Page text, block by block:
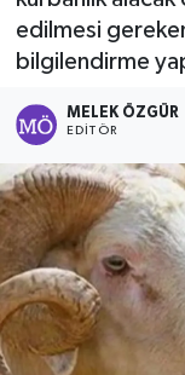
edilmesi
bilgilendirme
MELEK ÖZGÜR
EDITÖR
Sağlık
Yaşam